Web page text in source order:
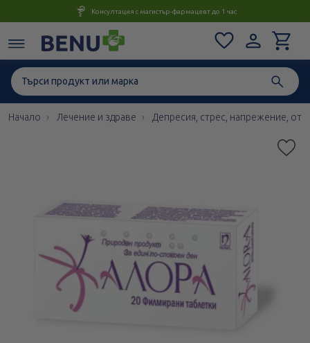
Консултация с магистър-фармацевт до 1 час
Начало Лечение и здраве Депресия, стрес, напрежение,